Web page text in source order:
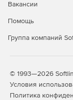
Добавление и
разделов.
Отображение
Вакансии
Помощь
Группа компаний
© 1993—2026
Условия
Политика